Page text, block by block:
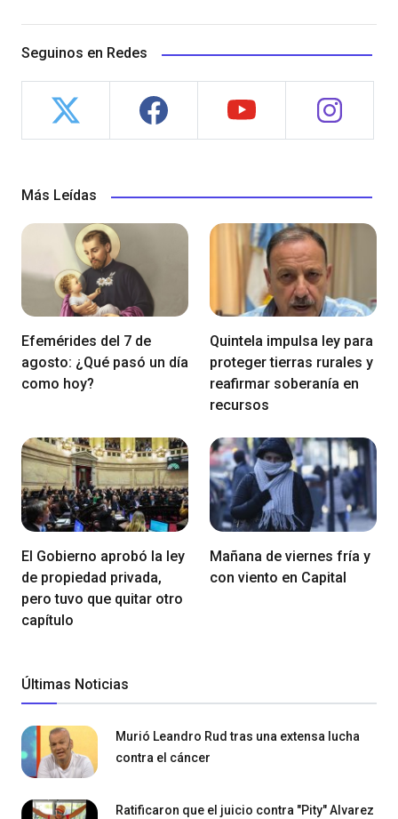
Seguinos en Redes
Más Leídas
Efemérides del 7 de
agosto: ¿Qué pasó un día
como hoy?
Quintela impulsa ley para
proteger tierras rurales y
reafirmar soberanía en
recursos
El Gobierno aprobó la ley
de propiedad privada,
pero tuvo que quitar otro
capítulo
Mañana de viernes fría y
con viento en Capital
Últimas Noticias
Murió Leandro Rud tras una extensa lucha
contra el cáncer
Ratificaron que el juicio contra "Pity" Alvarez